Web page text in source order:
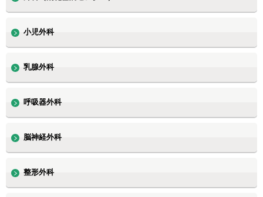
小児外科
乳腺外科
呼吸器外科
脳神経外科
整形外科